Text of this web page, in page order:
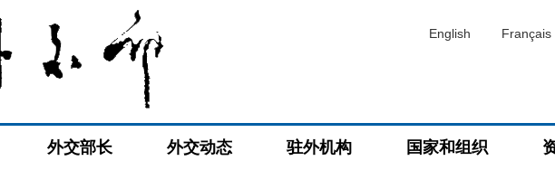
English Français
外交部长 外交动态 驻外机构 国家和组织